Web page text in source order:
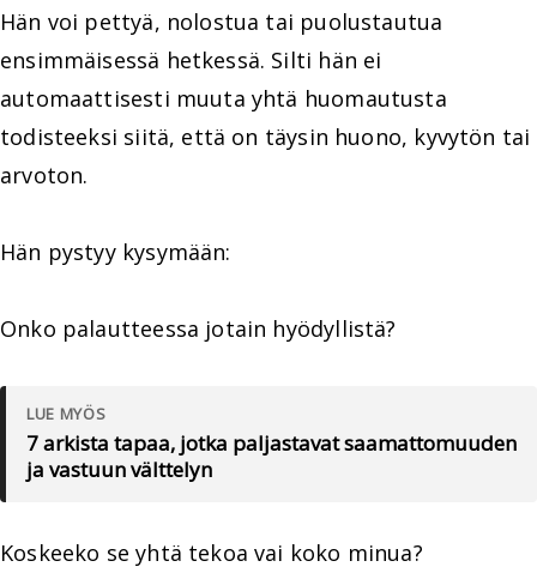
Hän voi pettyä, nolostua tai puolustautua
ensimmäisessä hetkessä. Silti hän ei
automaattisesti muuta yhtä huomautusta
todisteeksi siitä, että on täysin huono, kyvytön tai
arvoton.
Hän pystyy kysymään:
Onko palautteessa jotain hyödyllistä?
LUE MYÖS
7 arkista tapaa, jotka paljastavat saamattomuuden
ja vastuun välttelyn
Koskeeko se yhtä tekoa vai koko minua?